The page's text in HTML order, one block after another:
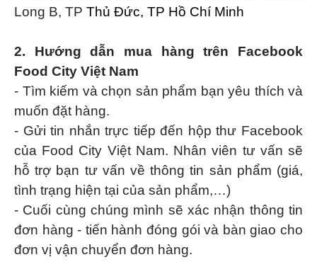
Long B, TP Thủ Đức, TP Hồ Chí Minh
2. Hướng dẫn mua hàng trên Facebook
Food City Việt Nam
- Tìm kiếm và chọn sản phẩm bạn yêu thích và
muốn đặt hàng.
- Gửi tin nhắn trực tiếp đến hộp thư Facebook
của Food City Việt Nam. Nhân viên tư vấn sẽ
hỗ trợ bạn tư vấn về thông tin sản phẩm (giá,
tình trạng hiện tại của sản phẩm,…)
- Cuối cùng chúng mình sẽ xác nhận thông tin
đơn hàng - tiến hành đóng gói và bàn giao cho
đơn vị vận chuyển đơn hàng.